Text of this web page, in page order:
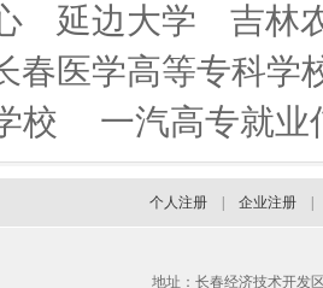
延边大学
吉林
春医学高等专科学
校
一汽高专就业
个人注册 企业注册
地址：长春经济技术开发